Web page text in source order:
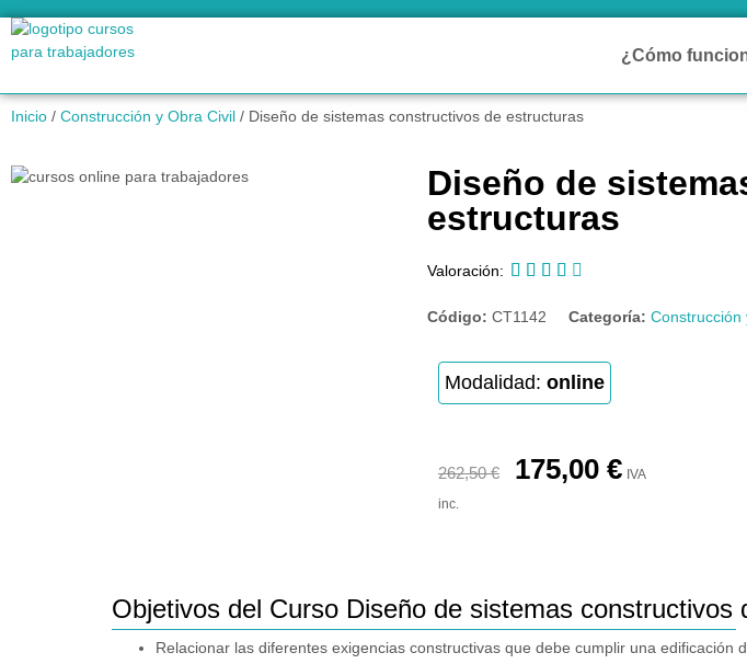
¿Cómo
Inicio / Construcción y Obra Civil / Diseño de sistemas constructivos de estructuras
Diseño de
estructuras
Valoración:     
Código: CT1142 Categoría: Construcción
Modalidad: online
262,50€ 175,00 € IVA
inc.
Objetivos del Curso Diseño de sistemas constructivos
Relacionar las diferentes exigencias constructivas que debe cumplir una